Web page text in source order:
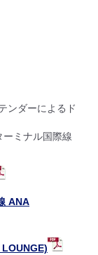
ンダーによるド
ミナル国際線
ANA